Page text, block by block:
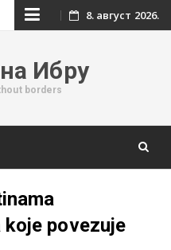
Skip
content
8. август 2026.
Ибру
borders
koje povezuje